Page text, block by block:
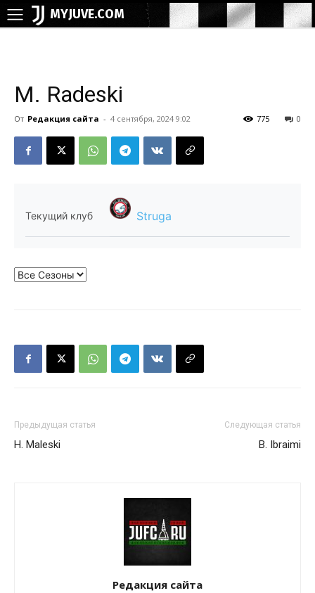
MYJUVE.COM
M. Radeski
От Редакция сайта - 4 сентября, 2024 9:02 0
775
Текущий клуб Struga
Предыдущая статья
H. Maleski
Следующая статья
B. Ibraimi
Редакция сайта